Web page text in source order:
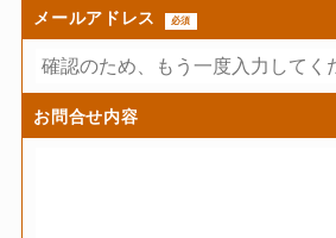
メールアドレス 必須
お問合せ内容